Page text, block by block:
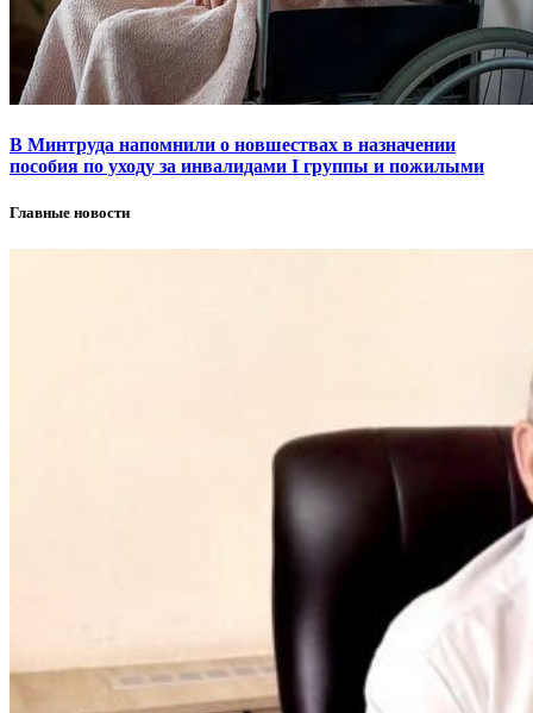
В Минтруда напомнили о новшествах в назначении
пособия по уходу за инвалидами I группы и пожилыми
Главные новости